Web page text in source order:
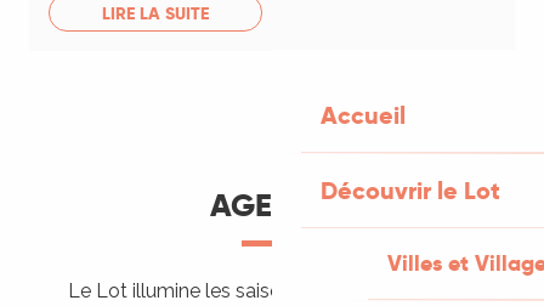
Accueil
Découvrir le Lot
Villes et
LIRE LA SUITE
AGENDA
Le Lot illumine les saisons de ses animations :